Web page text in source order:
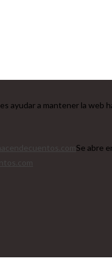
ayudar a mantener la web
Se abre